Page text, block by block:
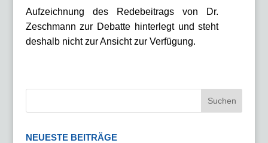
Aufzeichnung des Redebeitrags von Dr.
Zeschmann zur Debatte hinterlegt und steht
deshalb nicht zur Ansicht zur Verfügung.
NEUESTE BEITRÄGE